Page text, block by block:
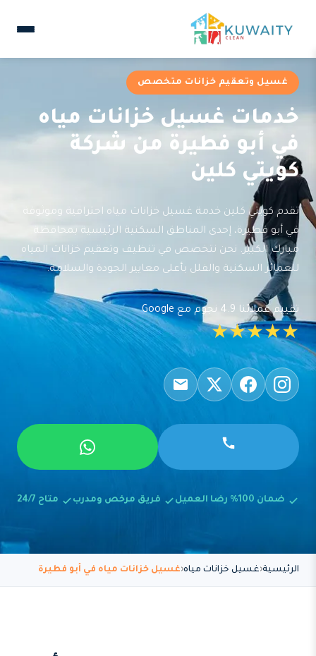
غسيل وتعقيم خزانات متخصص
خدمات غسيل خزانات مياه
في أبو فطيرة من شركة
كويتي كلين
تقدم كويتي كلين خدمة غسيل خزانات مياه احترافية وموثوقة
في أبو فطيرة، إحدى المناطق السكنية الرئيسية بمحافظة
مبارك الكبير. نحن نتخصص في تنظيف وتعقيم خزانات المياه
للعمائر السكنية والفلل بأعلى معايير الجودة والسلامة.
تقييم عملائنا 4.9 نجوم مع Google
★★★★★
ضمان 100% رضا العميل فريق مرخص ومدرب متاح 24/7
الرئيسية غسيل خزانات مياه غسيل خزانات مياه في أبو فطيرة